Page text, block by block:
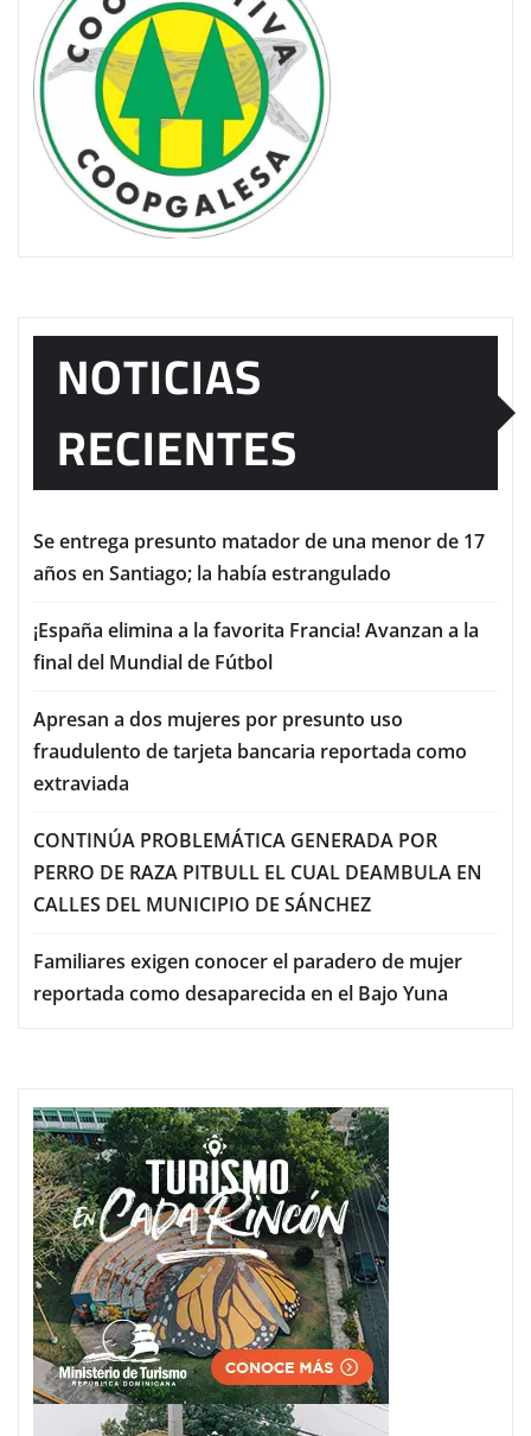
NOTICIAS
RECIENTES
Se entrega presunto matador de una menor de 17
años en Santiago; la había estrangulado
¡España elimina a la favorita Francia! Avanzan a la
final del Mundial de Fútbol
Apresan a dos mujeres por presunto uso
fraudulento de tarjeta bancaria reportada como
extraviada
CONTINÚA PROBLEMÁTICA GENERADA POR
PERRO DE RAZA PITBULL EL CUAL DEAMBULA EN
CALLES DEL MUNICIPIO DE SÁNCHEZ
Familiares exigen conocer el paradero de mujer
reportada como desaparecida en el Bajo Yuna